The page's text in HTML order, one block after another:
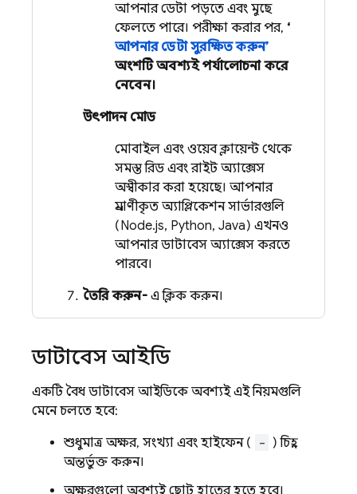
আপনার ডেটা পড়তে এবং মুছে
ফেলতে পারে। পরীক্ষা করার পর, ‘
আপনার ডেটা সুরক্ষিত করুন’
অংশটি অবশ্যই পর্যালোচনা করে
নেবেন।
উৎপাদন মোড
মোবাইল এবং ওয়েব ক্লায়েন্ট থেকে
সমস্ত রিড এবং রাইট অ্যাক্সেস
অস্বীকার করা হয়েছে। আপনার
প্রমাণীকৃত অ্যাপ্লিকেশন সার্ভারগুলি
(Node.js, Python, Java) এখনও
আপনার ডাটাবেস অ্যাক্সেস করতে
পারবে।
তৈরি করুন-এ ক্লিক করুন।
ডাটাবেস আইডি
একটি বৈধ ডাটাবেস আইডিকে অবশ্যই এই নিয়মগুলি
মেনে চলতে হবে:
শুধুমাত্র অক্ষর, সংখ্যা এবং হাইফেন (
- ) চিহ্ন
অন্তর্ভুক্ত করুন।
অক্ষরগুলো অবশ্যই ছোট হাতের হতে হবে।